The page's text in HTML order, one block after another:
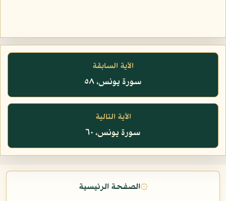
الآية السابقة
سورة يونس، ٥٨
الآية التالية
سورة يونس، ٦٠
۞الصفحة الرئيسية